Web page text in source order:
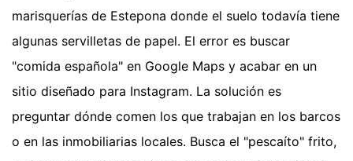
marisquerías de Estepona donde el suelo todavía tiene
algunas servilletas de papel. El error es buscar
"comida española" en Google Maps y acabar en un
sitio diseñado para Instagram. La solución es
preguntar dónde comen los que trabajan en los barcos
o en las inmobiliarias locales. Busca el "pescaíto" frito,